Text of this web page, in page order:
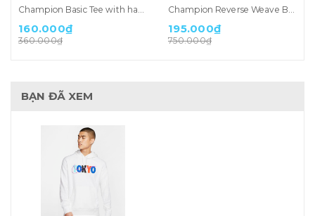
Champion Basic Tee with hand logo
160.000₫
360.000₫
Champion Reverse Weave Black Script Logo T-shirt
195.000₫
750.000₫
BẠN ĐÃ XEM